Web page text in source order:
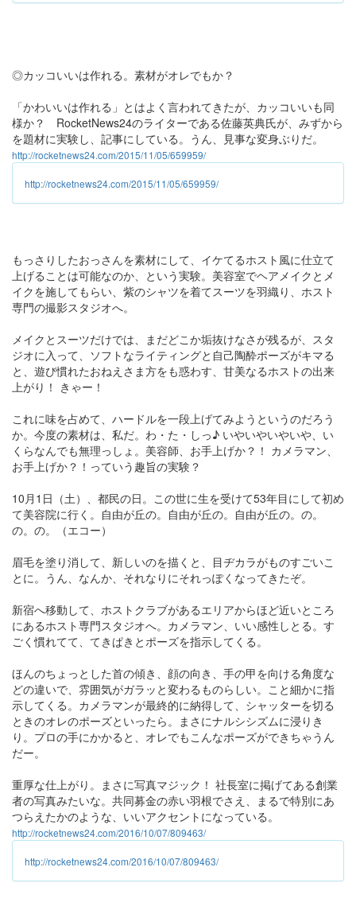
◎カッコいいは作れる。素材がオレでもか？
「かわいいは作れる」とはよく言われてきたが、カッコいいも同
様か？ RocketNews24のライターである佐藤英典氏が、みずから
を題材に実験し、記事にしている。うん、見事な変身ぶりだ。
http://rocketnews24.com/2015/11/05/659959/
http://rocketnews24.com/2015/11/05/659959/
もっさりしたおっさんを素材にして、イケてるホスト風に仕立て
上げることは可能なのか、という実験。美容室でヘアメイクとメ
イクを施してもらい、紫のシャツを着てスーツを羽織り、ホスト
専門の撮影スタジオへ。
メイクとスーツだけでは、まだどこか垢抜けなさが残るが、スタ
ジオに入って、ソフトなライティングと自己陶酔ポーズがキマる
と、遊び慣れたおねえさま方をも惑わす、甘美なるホストの出来
上がり！ きゃー！
これに味を占めて、ハードルを一段上げてみようというのだろう
か。今度の素材は、私だ。わ・た・しっ♪ いやいやいやいや、い
くらなんでも無理っしょ。美容師、お手上げか？！ カメラマン、
お手上げか？！っていう趣旨の実験？
10月1日（土）、都民の日。この世に生を受けて53年目にして初め
て美容院に行く。自由が丘の。自由が丘の。自由が丘の。の。
の。の。（エコー）
眉毛を塗り消して、新しいのを描くと、目ヂカラがものすごいこ
とに。うん、なんか、それなりにそれっぽくなってきたぞ。
新宿へ移動して、ホストクラブがあるエリアからほど近いところ
にあるホスト専門スタジオへ。カメラマン、いい感性しとる。す
ごく慣れてて、てきぱきとポーズを指示してくる。
ほんのちょっとした首の傾き、顔の向き、手の甲を向ける角度な
どの違いで、雰囲気がガラッと変わるものらしい。こと細かに指
示してくる。カメラマンが最終的に納得して、シャッターを切る
ときのオレのポーズといったら。まさにナルシシズムに浸りき
り。プロの手にかかると、オレでもこんなポーズができちゃうん
だー。
重厚な仕上がり。まさに写真マジック！ 社長室に掲げてある創業
者の写真みたいな。共同募金の赤い羽根でさえ、まるで特別にあ
つらえたかのような、いいアクセントになっている。
http://rocketnews24.com/2016/10/07/809463/
http://rocketnews24.com/2016/10/07/809463/